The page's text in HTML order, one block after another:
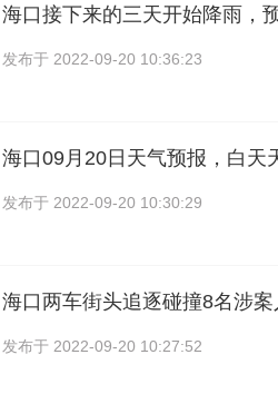
海口接下来的三天开始降雨，
发布于 2022-09-20 10:36:23
海口09月20日天气预报，白天
发布于 2022-09-20 10:30:29
海口两车街头追逐碰撞8名涉
发布于 2022-09-20 10:27:52